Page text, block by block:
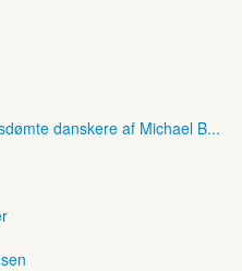
danskere af Michael B...